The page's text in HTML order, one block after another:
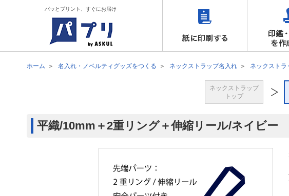
パッとプリント、すぐにお届け
ホーム 名入れ・ノベルティグッズをつくる ネックストラップ名入れ ネックストラ
ネックストラップ
トップ
平織/10mm＋2重リング＋伸縮リール/ネイビー